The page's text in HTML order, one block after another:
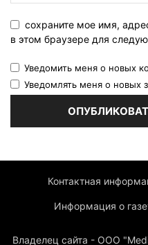
сохраните мое имя,
в этом браузере для
Уведомить меня о новых
Уведомлять меня о новых
Контактная
Информация о
Владелец сайта - ООО